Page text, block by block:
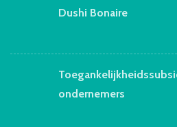
Dushi Bonaire
ondernemers